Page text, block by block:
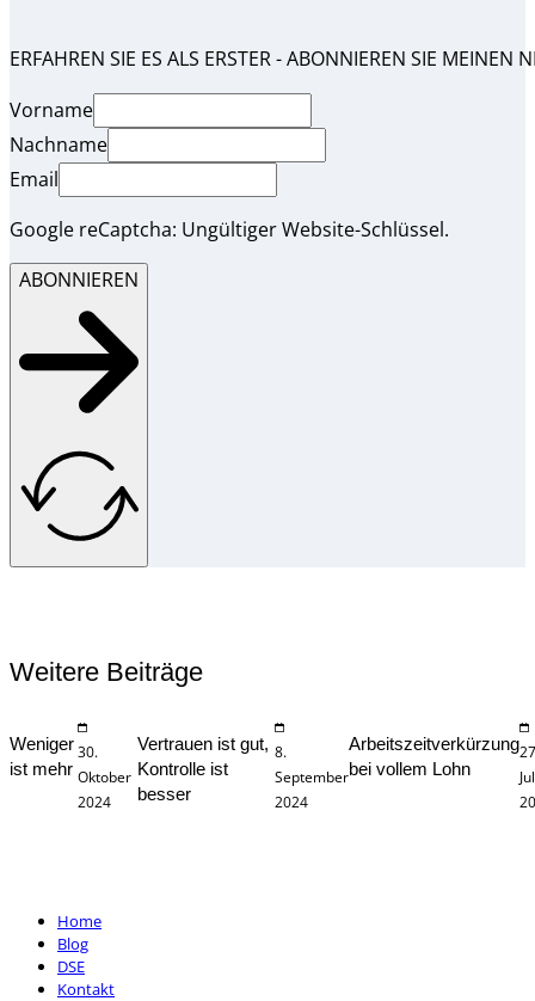
ERFAHREN SIE ES ALS ERSTER - ABONNIEREN SIE MEINEN
Vorname
Nachname
Email
Google reCaptcha: Ungültiger Website-Schlüssel.
ABONNIEREN
Weitere Beiträge
Weniger
ist mehr
30.
Oktober
2024
Vertrauen ist gut,
Kontrolle ist
besser
8.
September
2024
Arbeitszeitverkürzung
bei vollem Lohn
Home
Blog
DSE
Kontakt